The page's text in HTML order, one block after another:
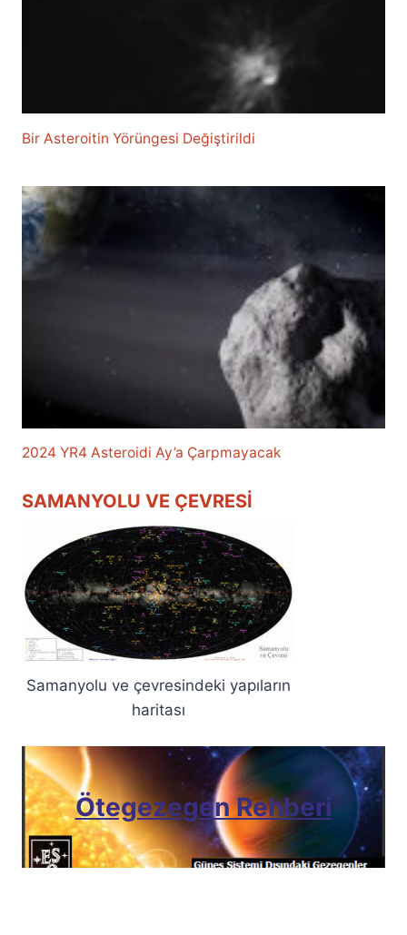
Bir Asteroitin Yörüngesi Değiştirildi
2024 YR4 Asteroidi Ay’a Çarpmayacak
SAMANYOLU VE ÇEVRESI
Samanyolu ve çevresindeki yapıların
haritası
Ötegezegen Rehberi